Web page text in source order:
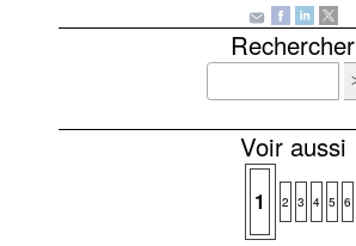
Rechercher
Voir aussi
1 2 3 4 5 6